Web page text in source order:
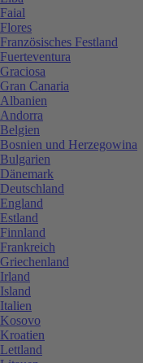
Faial
Flores
Französisches Festland
Fuerteventura
Graciosa
Gran Canaria
Albanien
Andorra
Belgien
Bosnien und Herzegowina
Bulgarien
Dänemark
Deutschland
England
Estland
Finnland
Frankreich
Griechenland
Irland
Island
Italien
Kosovo
Kroatien
Lettland